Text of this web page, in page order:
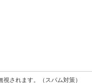
されます。（スパム対策）